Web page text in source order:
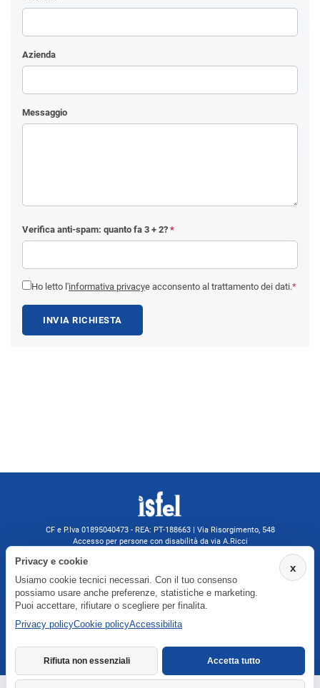
Azienda
Messaggio
Verifica anti-spam: quanto fa 3 + 2? *
Ho letto l'informativa privacye acconsento al trattamento dei dati.*
INVIA RICHIESTA
CF e P.Iva 01895040473 - REA: PT-188663 | Via Risorgimento, 548
Accesso per persone con disabilità da via A.Ricci
isfel@pec.it
Informativa privacy
Agenzia formativa iscritta a Formatemp
x
Privacy e cookie
Usiamo cookie tecnici necessari. Con il tuo consenso
possiamo usare anche preferenze, statistiche e marketing.
Puoi accettare, rifiutare o scegliere per finalita.
Privacy policyCookie policyAccessibilita
Rifiuta non essenziali Accetta tutto